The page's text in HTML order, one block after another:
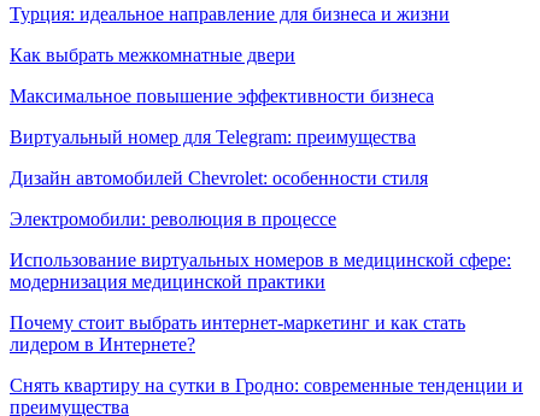
Турция: идеальное направление для бизнеса и жизни
Как выбрать межкомнатные двери
Максимальное повышение эффективности бизнеса
Виртуальный номер для Telegram: преимущества
Дизайн автомобилей Chevrolet: особенности стиля
Электромобили: революция в процессе
Использование виртуальных номеров в медицинской сфере:
модернизация медицинской практики
Почему стоит выбрать интернет-маркетинг и как стать
лидером в Интернете?
Снять квартиру на сутки в Гродно: современные тенденции и
преимущества